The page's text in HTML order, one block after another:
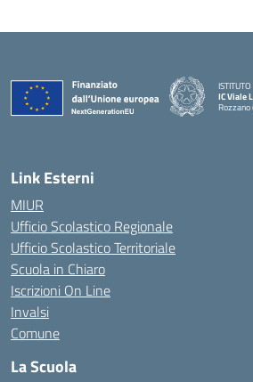
IC Viale
Rozzano
Link Esterni
MIUR
Ufficio Scolastico Regionale
Ufficio Scolastico Territoriale
Scuola in Chiaro
Iscrizioni On Line
Invalsi
Comune
La Scuola